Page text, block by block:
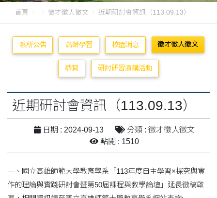
首頁 徵才徵人徵文 近期研討會資訊（113.09.13）
系所公告 高齡學習 校園消息 徵才徵人徵文
恭賀 研討研習演講活動
近期研討會資訊（113.09.13）
日期 : 2024-09-13
分類 : 徵才徵人徵文
點閱 : 1510
一、國立高雄師範大學教育學系「113年度自主學習×探究與實
作的理論與實踐研討會暨第50屆課程與教學論壇」延長徵稿啟